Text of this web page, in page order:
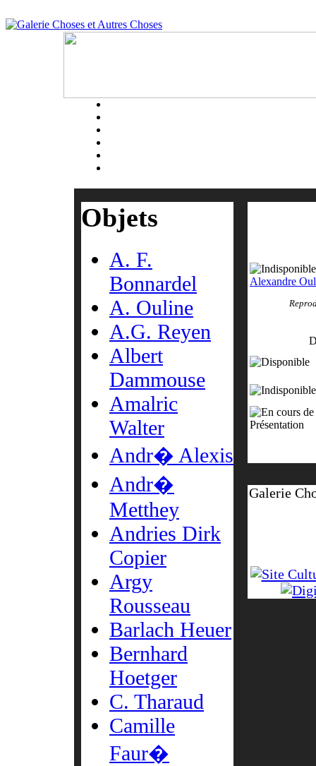
Objets
A. F.
Bonnardel
A. Ouline
A.G. Reyen
Albert
Dammouse
Amalric
Walter
Andr� Alexis
Andr�
Metthey
Andries Dirk
Copier
Argy
Rousseau
Barlach Heuer
Bernhard
Hoetger
C. Tharaud
Camille
Faur�
Alexandre
Galerie